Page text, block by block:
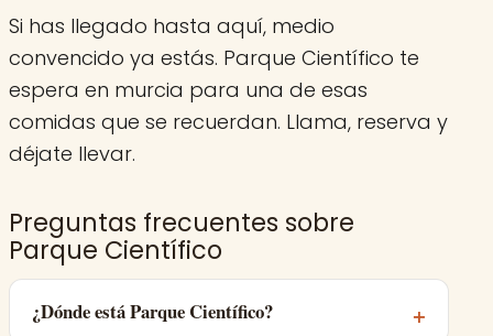
Si has llegado hasta aquí, medio
convencido ya estás. Parque Científico te
espera en murcia para una de esas
comidas que se recuerdan. Llama, reserva y
déjate llevar.
Preguntas frecuentes sobre
Parque Científico
¿Dónde está Parque Científico?